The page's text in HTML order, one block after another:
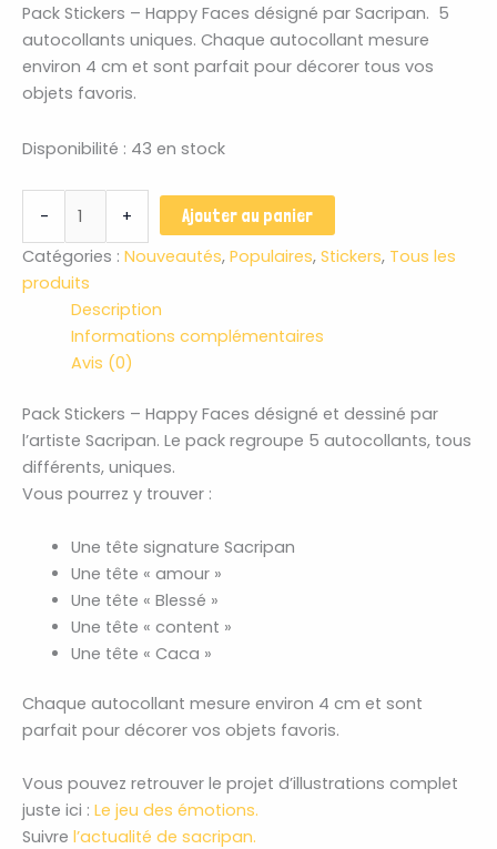
Pack Stickers – Happy Faces désigné par Sacripan. 5
autocollants uniques. Chaque autocollant mesure
environ 4 cm et sont parfait pour décorer tous vos
objets favoris.
Disponibilité : 43 en stock
- +
Ajouter au panier
Catégories : Nouveautés, Populaires, Stickers, Tous les
produits
Description
Informations complémentaires
Avis (0)
Pack Stickers – Happy Faces désigné et dessiné par
l’artiste Sacripan. Le pack regroupe 5 autocollants, tous
différents, uniques.
Vous pourrez y trouver :
Une tête signature Sacripan
Une tête « amour »
Une tête « Blessé »
Une tête « content »
Une tête « Caca »
Chaque autocollant mesure environ 4 cm et sont
parfait pour décorer vos objets favoris.
Vous pouvez retrouver le projet d’illustrations complet
juste ici : Le jeu des émotions.
Suivre l’actualité de sacripan.